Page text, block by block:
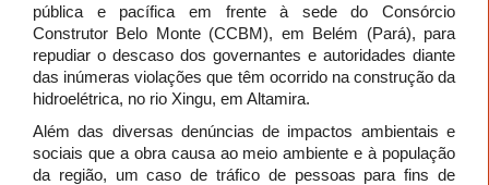
pública e pacífica em frente à sede do Consórcio
Construtor Belo Monte (CCBM), em Belém (Pará), para
repudiar o descaso dos governantes e autoridades diante
das inúmeras violações que têm ocorrido na construção da
hidroelétrica, no rio Xingu, em Altamira.
Além das diversas denúncias de impactos ambientais e
sociais que a obra causa ao meio ambiente e à população
da região, um caso de tráfico de pessoas para fins de